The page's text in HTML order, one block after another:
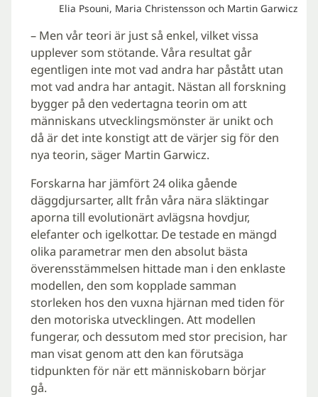
Elia Psouni, Maria Christensson och Martin Garwicz
– Men vår teori är just så enkel, vilket vissa
upplever som stötande. Våra resultat går
egentligen inte mot vad andra har påstått utan
mot vad andra har antagit. Nästan all forskning
bygger på den vedertagna teorin om att
människans utvecklingsmönster är unikt och
då är det inte konstigt att de värjer sig för den
nya teorin, säger Martin Garwicz.
Forskarna har jämfört 24 olika gående
däggdjursarter, allt från våra nära släktingar
aporna till evolutionärt avlägsna hovdjur,
elefanter och igelkottar. De testade en mängd
olika parametrar men den absolut bästa
överensstämmelsen hittade man i den enklaste
modellen, den som kopplade samman
storleken hos den vuxna hjärnan med tiden för
den motoriska utvecklingen. Att modellen
fungerar, och dessutom med stor precision, har
man visat genom att den kan förutsäga
tidpunkten för när ett människobarn börjar
gå.